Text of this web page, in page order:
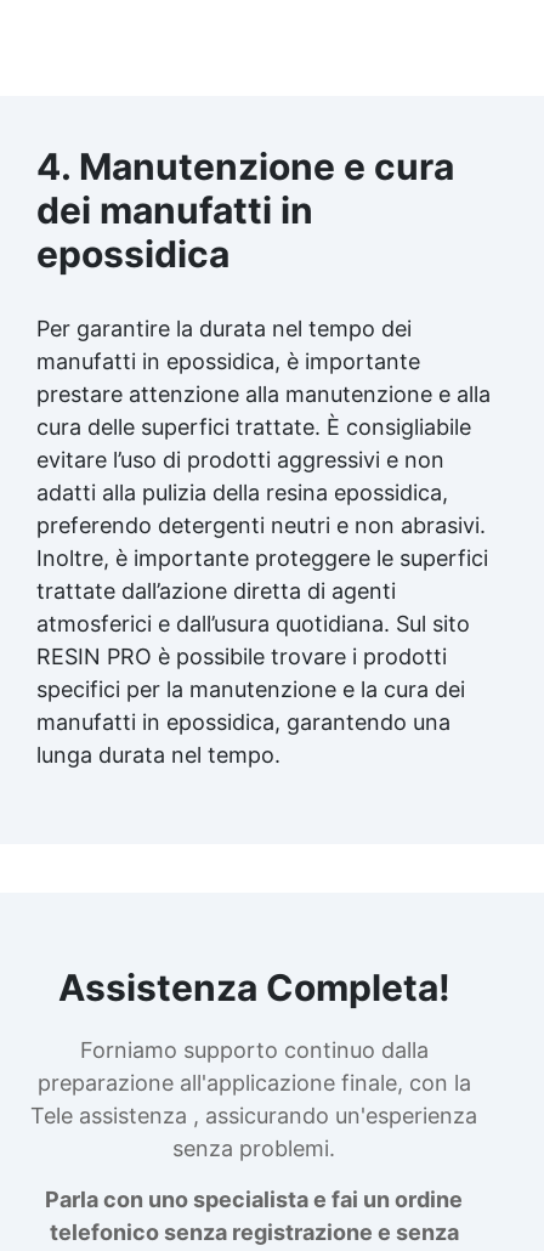
4. Manutenzione e cura
dei manufatti in
epossidica
Per garantire la durata nel tempo dei
manufatti in epossidica, è importante
prestare attenzione alla manutenzione e alla
cura delle superfici trattate. È consigliabile
evitare l’uso di prodotti aggressivi e non
adatti alla pulizia della resina epossidica,
preferendo detergenti neutri e non abrasivi.
Inoltre, è importante proteggere le superfici
trattate dall’azione diretta di agenti
atmosferici e dall’usura quotidiana. Sul sito
RESIN PRO è possibile trovare i prodotti
specifici per la manutenzione e la cura dei
manufatti in epossidica, garantendo una
lunga durata nel tempo.
Assistenza Completa!
Forniamo supporto continuo dalla
preparazione all'applicazione finale, con la
Tele assistenza , assicurando un'esperienza
senza problemi.
Parla con uno specialista e fai un ordine
telefonico senza registrazione e senza